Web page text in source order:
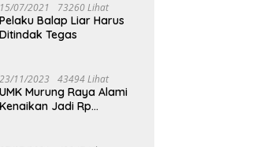
15/07/2021 73260 Lihat
Pelaku Balap Liar Harus
Ditindak Tegas
23/11/2023 43494 Lihat
UMK Murung Raya Alami
Kenaikan Jadi Rp